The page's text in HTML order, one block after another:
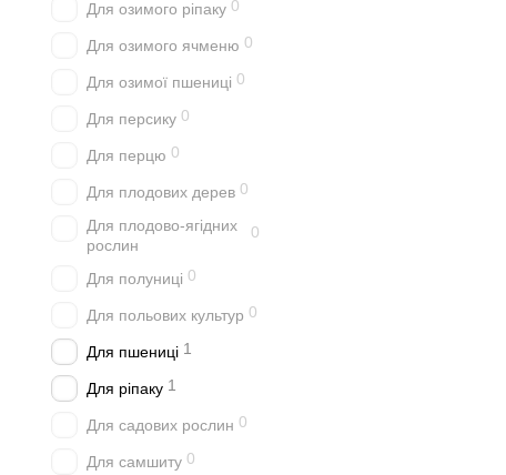
Для озимого ріпаку 0
Для озимого ячменю 0
Для озимої пшениці 0
Для персику 0
Для перцю 0
Для плодових дерев 0
Для плодово-ягідних
рослин
0
Для полуниці 0
Для польових культур 0
Для пшениці 1
Для ріпаку 1
Для садових рослин 0
Для самшиту 0